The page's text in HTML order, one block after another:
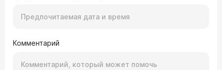
Комментарий